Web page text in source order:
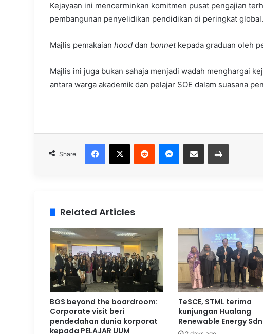
Kejayaan ini mencerminkan komitmen pusat pengajian
pembangunan penyelidikan pendidikan di peringkat global.
Majlis pemakaian hood dan bonnetkepada graduan oleh
Majlis ini juga bukan sahaja menjadi wadah menghargai
antara warga akademik dan pelajar SOE dalam suasana
Share
Related Articles
BGS beyond the boardroom:
Corporate visit beri
pendedahan dunia korporat
kepada PELAJAR UUM
TeSCE, STML terima
kunjungan Hualang
Renewable Energy